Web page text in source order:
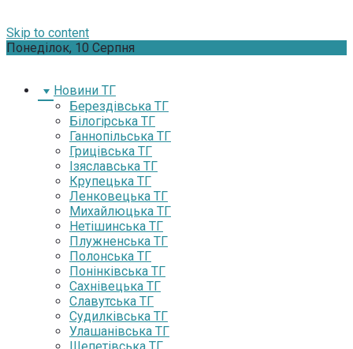
Skip to content
Понеділок, 10 Серпня
Новини ТГ
Берездівська ТГ
Білогірська ТГ
Ганнопільська ТГ
Грицівська ТГ
Ізяславська ТГ
Крупецька ТГ
Ленковецька ТГ
Михайлюцька ТГ
Нетішинська ТГ
Плужненська ТГ
Полонська ТГ
Понінківська ТГ
Сахнівецька ТГ
Славутська ТГ
Судилківська ТГ
Улашанівська ТГ